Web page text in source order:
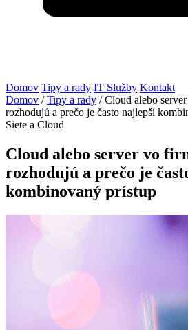
Domov Tipy a rady IT Služby Kontakt
Domov / Tipy a rady / Cloud alebo
rozhodujú a prečo je často najlepší
Siete a Cloud
Cloud alebo server vo
rozhodujú a prečo je
kombinovaný prístup